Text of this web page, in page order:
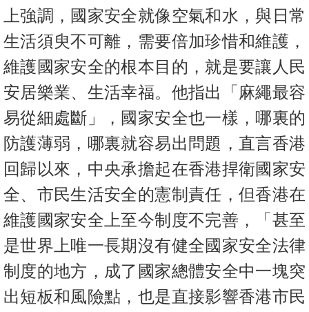
聞
數
據
公
佈
置
業
手
冊
關
於
我
們
上強調，國家安全就像空氣和水，與日常
生活須臾不可離，需要倍加珍惜和維護，
維護國家安全的根本目的，就是要讓人民
安居樂業、生活幸福。他指出「麻繩最容
易從細處斷」，國家安全也一樣，哪裏的
防護薄弱，哪裏就容易出問題，直言香港
回歸以來，中央承擔起在香港捍衛國家安
全、市民生活安全的憲制責任，但香港在
維護國家安全上至今制度不完善，「甚至
是世界上唯一長期沒有健全國家安全法律
制度的地方，成了國家總體安全中一塊突
出短板和風險點，也是直接影響香港市民